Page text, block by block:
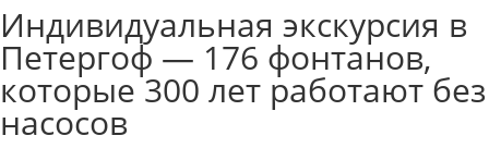
Индивидуальная экскурсия в
Петергоф — 176 фонтанов,
которые 300 лет работают без
насосов